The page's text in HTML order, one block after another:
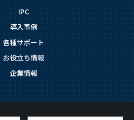
IPC
導入事例
各種サポート
お役立ち情報
企業情報